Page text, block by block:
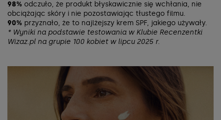
98% odczuło, że produkt błyskawicznie się wchłania, nie
obciążając skóry i nie pozostawiając tłustego filmu.
90% przyznało, że to najlżejszy krem SPF, jakiego używały.
* Wyniki na podstawie testowania w Klubie Recenzentki
Wizaz.pl na grupie 100 kobiet w lipcu 2025 r.